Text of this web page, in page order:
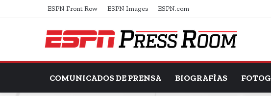
ESPN Front Row ESPN Images ESPN.com
COMUNICADOS DE PRENSA BIOGRAFÌAS